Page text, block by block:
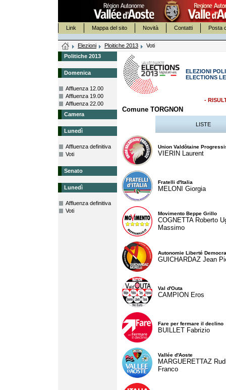
Link Mappa del sito Novità Contatti Posta
Elezioni Ploitiche 2013
Voti
Politiche 2013
Domenica
Affluenza 12.00
Affluenza 19.00
Affluenza 22.00
Camera
Lunedì
Affluenza definitiva
Voti
Senato
Lunedì
Affluenza definitiva
Voti
ELEZIONI
ELECTIONS
-
Comune TORGNON
LISTE
Union Valdôtaine
VIERIN Laurent
Fratelli d'Italia
MELONI Giorgia
Movimento Beppe Grillo
COGNETTA Roberto
Massimo
Autonomie Liberté
GUICHARDAZ Jean
Val d'Outa
CAMPION Eros
Fare per fermare il declino
BUILLET Fabrizio
Vallée d'Aoste
MARGUERETTAZ
Franco